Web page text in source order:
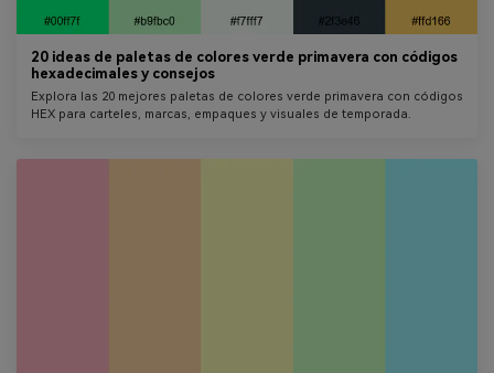
20 ideas de paletas de colores verde primavera con códigos
hexadecimales y consejos
Explora las 20 mejores paletas de colores verde primavera con códigos
HEX para carteles, marcas, empaques y visuales de temporada.